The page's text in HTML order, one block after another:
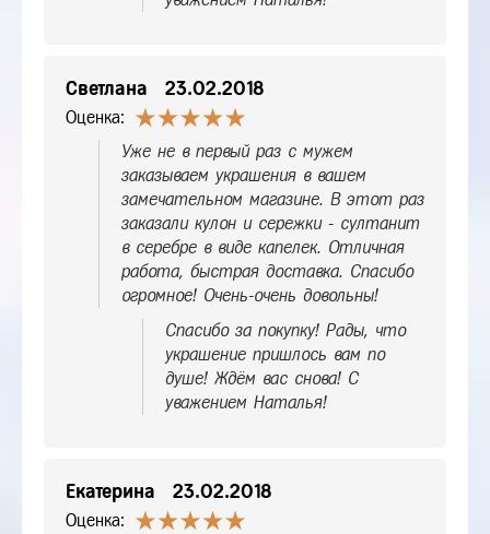
Светлана 23.02.2018
Оценка:
Уже не в первый раз с мужем
заказываем украшения в вашем
замечательном магазине. В этот раз
заказали кулон и сережки - султанит
в серебре в виде капелек. Отличная
работа, быстрая доставка. Спасибо
огромное! Очень-очень довольны!
Спасибо за покупку! Рады, что
украшение пришлось вам по
душе! Ждём вас снова! С
уважением Наталья!
Екатерина 23.02.2018
Оценка: